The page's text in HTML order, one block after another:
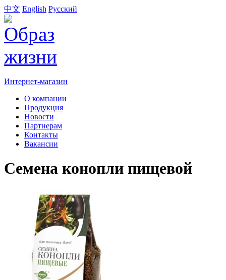
中文 English Русский
Интернет-магазин
О компании
Продукция
Новости
Партнерам
Контакты
Вакансии
Семена конопли пищевой